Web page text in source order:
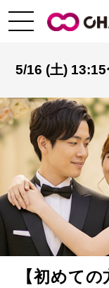
5/16 (土) 13:15
【初めて